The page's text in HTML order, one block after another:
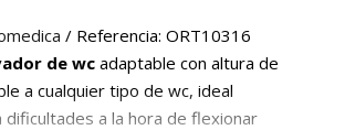
/ Referencia: ORT10316
de wc adaptable con altura de
a cualquier tipo de wc, ideal
dificultades a la hora de flexionar